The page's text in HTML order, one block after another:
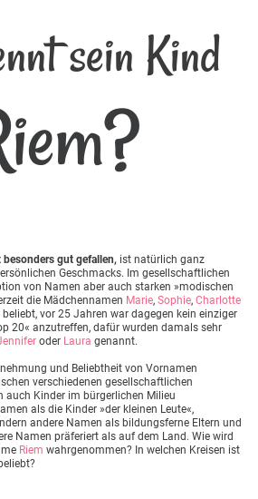
sein Kind
besonders gut gefallen, ist natürlich ganz
Geschmacks. Im gesellschaftlichen
von Namen aber auch starken »modischen
die Mädchennamen Marie, Sophie, Charlotte
vor 25 Jahren war dagegen kein einziger
20« anzutreffen, dafür wurden damals sehr
oder Laura genannt.
und Beliebtheit von Vornamen
verschiedenen gesellschaftlichen
auch Kinder im bürgerlichen Milieu
als die Kinder »der kleinen Leute«,
andere Namen als bildungsferne Eltern und
Namen präferiert als auf dem Land. Wie wird
Riem wahrgenommen? In welchen Kreisen ist